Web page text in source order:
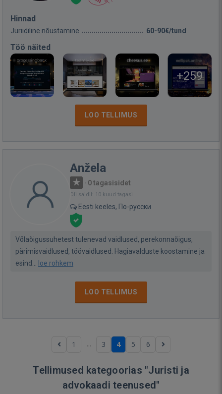
Hinnad
Juriidiline nõustamine 60-90€/tund
Töö näited
+259
LOO TELLIMUS
Anžela
· 0 tagasisidet
Oli saidil: 10 kuud tagasi
Eesti keeles, По-русски
Võlaõigussuhetest tulenevad vaidlused, perekonnaõigus,
pärimisvaidlused, töövaidlused. Hagiavalduste koostamine ja
esind...
loe rohkem
LOO TELLIMUS
1 ... 3 4 5 6
Tellimused kategoorias "Juristi ja
advokaadi teenused"